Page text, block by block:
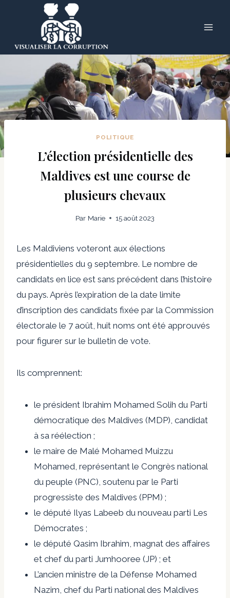
POLITIQUE
L’élection présidentielle des
Maldives est une course de
plusieurs chevaux
Par Marie 15 août 2023
Les Maldiviens voteront aux élections
présidentielles du 9 septembre. Le nombre de
candidats en lice est sans précédent dans l’histoire
du pays. Après l’expiration de la date limite
d’inscription des candidats fixée par la Commission
électorale le 7 août, huit noms ont été approuvés
pour figurer sur le bulletin de vote.
Ils comprennent:
le président Ibrahim Mohamed Solih du Parti
démocratique des Maldives (MDP), candidat
à sa réélection ;
le maire de Malé Mohamed Muizzu
Mohamed, représentant le Congrès national
du peuple (PNC), soutenu par le Parti
progressiste des Maldives (PPM) ;
le député Ilyas Labeeb du nouveau parti Les
Démocrates ;
le député Qasim Ibrahim, magnat des affaires
et chef du parti Jumhooree (JP) ; et
L’ancien ministre de la Défense Mohamed
Nazim, chef du Parti national des Maldives